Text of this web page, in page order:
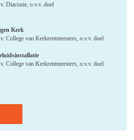
Diaconie, o.v.v. doel
Kerk
College van Kerkrentmeesters, o.v.v. doel
College van Kerkrentmeesters, o.v.v. doel